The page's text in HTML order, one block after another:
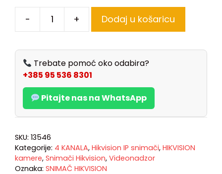
- + Dodaj u košaricu
Trebate pomoć oko odabira?
+385 95 536 8301
Pitajte nas na WhatsApp
SKU: 13546
Kategorije: 4 KANALA, Hikvision IP snimači, HIKVISION
kamere, Snimači Hikvision, Videonadzor
Oznaka: SNIMAČ HIKVISION